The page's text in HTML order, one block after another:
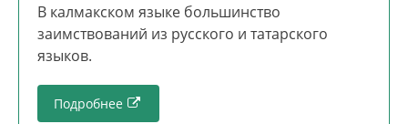
В калмакском языке большинство
заимствований из русского и татарского
языков.
Подробнее